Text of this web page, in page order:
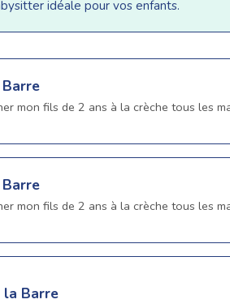
idéale pour vos enfants.
mon fils de 2 ans à la crèche tous les
mon fils de 2 ans à la crèche tous les
la Barre